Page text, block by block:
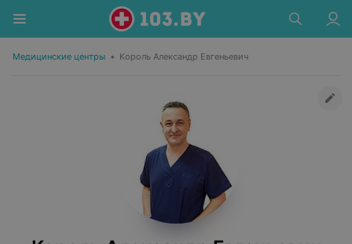
Медицинские центры • Король Александр Евгеньевич